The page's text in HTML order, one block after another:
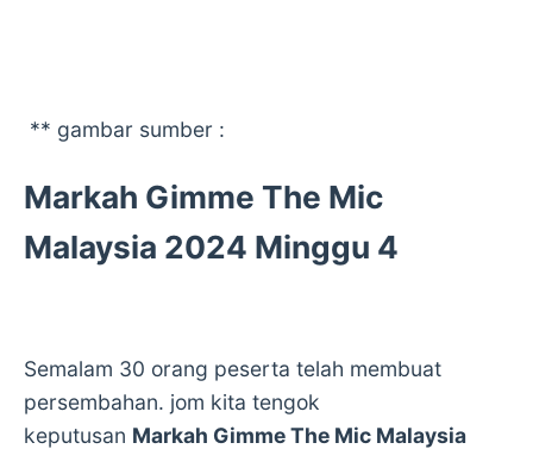
** gambar sumber :
Markah Gimme The Mic
Malaysia 2024 Minggu 4
Semalam 30 orang peserta telah membuat
persembahan. jom kita tengok
keputusan Markah Gimme The Mic Malaysia